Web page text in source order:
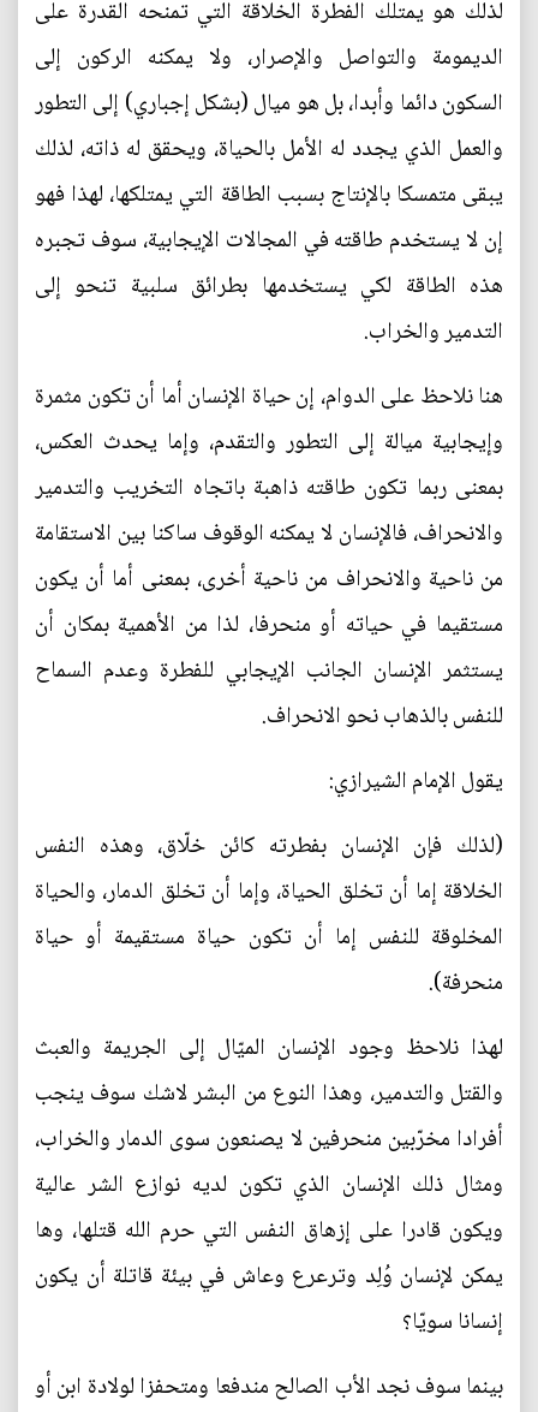
لذلك هو يمتلك الفطرة الخلاقة التي تمنحه القدرة على
الديمومة والتواصل والإصرار، ولا يمكنه الركون إلى
السكون دائما وأبدا، بل هو ميال (بشكل إجباري) إلى التطور
والعمل الذي يجدد له الأمل بالحياة، ويحقق له ذاته، لذلك
يبقى متمسكا بالإنتاج بسبب الطاقة التي يمتلكها، لهذا فهو
إن لا يستخدم طاقته في المجالات الإيجابية، سوف تجبره
هذه الطاقة لكي يستخدمها بطرائق سلبية تنحو إلى
التدمير والخراب.
هنا نلاحظ على الدوام، إن حياة الإنسان أما أن تكون مثمرة
وإيجابية ميالة إلى التطور والتقدم، وإما يحدث العكس،
بمعنى ربما تكون طاقته ذاهبة باتجاه التخريب والتدمير
والانحراف، فالإنسان لا يمكنه الوقوف ساكنا بين الاستقامة
من ناحية والانحراف من ناحية أخرى، بمعنى أما أن يكون
مستقيما في حياته أو منحرفا، لذا من الأهمية بمكان أن
يستثمر الإنسان الجانب الإيجابي للفطرة وعدم السماح
للنفس بالذهاب نحو الانحراف.
يقول الإمام الشيرازي:
(لذلك فإن الإنسان بفطرته كائن خلّاق، وهذه النفس
الخلاقة إما أن تخلق الحياة، وإما أن تخلق الدمار، والحياة
المخلوقة للنفس إما أن تكون حياة مستقيمة أو حياة
منحرفة).
لهذا نلاحظ وجود الإنسان الميّال إلى الجريمة والعبث
والقتل والتدمير، وهذا النوع من البشر لاشك سوف ينجب
أفرادا مخرّبين منحرفين لا يصنعون سوى الدمار والخراب،
ومثال ذلك الإنسان الذي تكون لديه نوازع الشر عالية
ويكون قادرا على إزهاق النفس التي حرم الله قتلها، وها
يمكن لإنسان وُلِد وترعرع وعاش في بيئة قاتلة أن يكون
إنسانا سويّا؟
بينما سوف نجد الأب الصالح مندفعا ومتحفزا لولادة ابن أو